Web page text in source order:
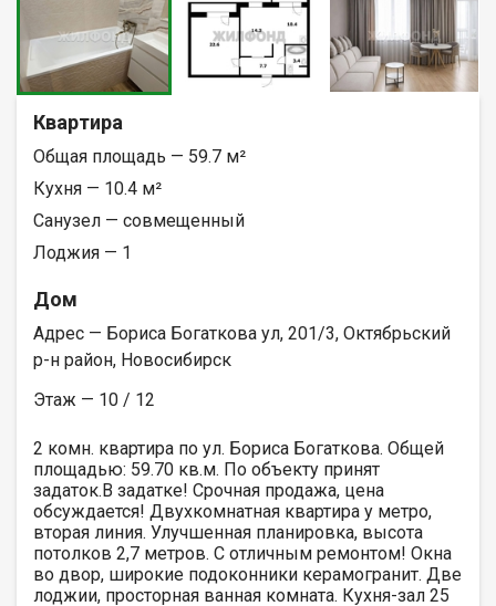
Квартира
Общая площадь — 59.7 м²
Кухня — 10.4 м²
Санузел — совмещенный
Лоджия — 1
Дом
Адрес — Бориса Богаткова ул, 201/3, Октябрьский
р-н район, Новосибирск
Этаж — 10 / 12
2 комн. квартира по ул. Бориса Богаткова. Общей
площадью: 59.70 кв.м. По объекту принят
задаток.В задатке! Срочная продажа, цена
обсуждается! Двухкомнатная квартира у метро,
вторая линия. Улучшенная планировка, высота
потолков 2,7 метров. С отличным ремонтом! Окна
во двор, широкие подоконники керамогранит. Две
лоджии, просторная ванная комната. Кухня-зал 25